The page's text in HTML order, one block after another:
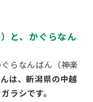
と、かぐらなん
らなんばん（神楽
は、新潟県の中越
ラシです。